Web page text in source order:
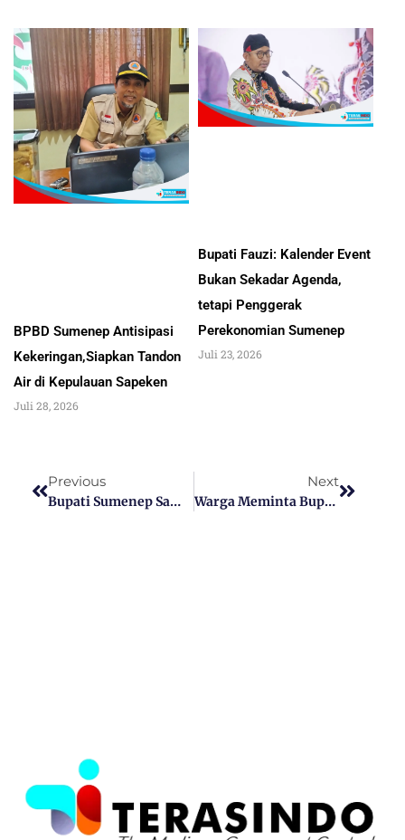
BPBD Sumenep Antisipasi
Kekeringan,Siapkan Tandon
Air di Kepulauan Sapeken
Juli 28, 2026
Bupati Fauzi: Kalender Event
Bukan Sekadar Agenda,
tetapi Penggerak
Perekonomian Sumenep
Juli 23, 2026
Previous
Bupati Sumenep Sampaikan Nota Pengantar LKPJ 2024 Dalam Rapat Paripurna DPRD
Next
Warga Meminta Bupati Sumenep Agar Mengevaluasi Kadis PUTR Karena Tidak Aspiratif Soal Pembangunan Jembatan Rubaru